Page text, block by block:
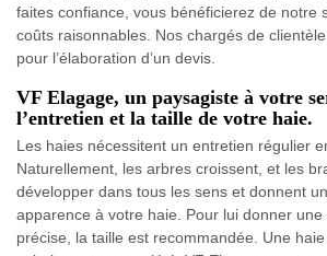
faites confiance, vous bénéficierez de notre
coûts raisonnables. Nos chargés de
pour l’élaboration d’un devis.
VF Elagage, un paysagiste à votre
l’entretien et la taille de votre haie.
Les haies nécessitent un entretien régulier
Naturellement, les arbres croissent, et les
développer dans tous les sens et donnent
apparence à votre haie. Pour lui donner
précise, la taille est recommandée. Une